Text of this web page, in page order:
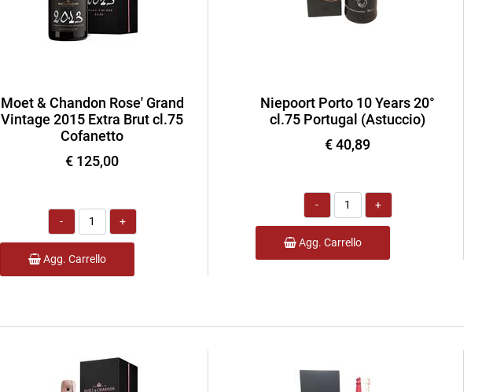
Moet & Chandon Rose' Grand
Vintage 2015 Extra Brut cl.75
Cofanetto
€ 125,00
Quantità
Agg. Carrello
Niepoort Porto 10 Years 20°
cl.75 Portugal (Astuccio)
€ 40,89
Quantità
Agg. Carrello